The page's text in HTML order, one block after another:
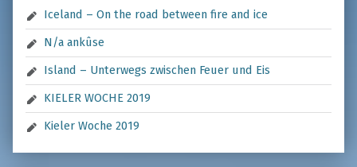
Iceland – On the road between fire and ice
N/a ankûse
Island – Unterwegs zwischen Feuer und Eis
KIELER WOCHE 2019
Kieler Woche 2019